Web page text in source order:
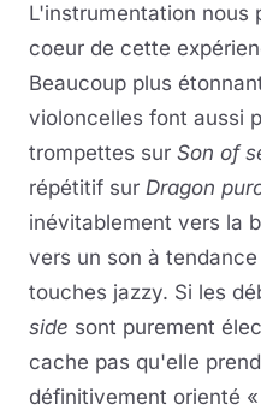
L'instrumentation nous
coeur de cette
Beaucoup plus
violoncelles font aussi
trompettes sur Son of
répétitif sur Dragon
inévitablement vers la
vers un son à
touches jazzy. Si les
side sont purement
cache pas qu'elle
définitivement orienté